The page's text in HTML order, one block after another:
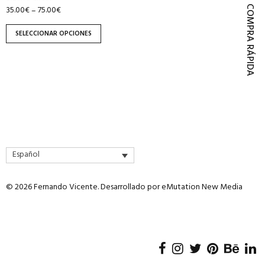
35.00€–75.00€
SELECCIONAR OPCIONES
página
de
producto
COMPRA RÁPIDA
Español
© 2026 Fernando Vicente. Desarrollado poreMutation New Media